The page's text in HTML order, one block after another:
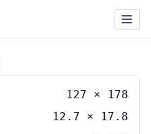
127 × 178
12.7 × 17.8